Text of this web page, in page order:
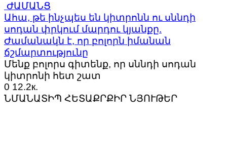
ԺԱՄԱՆՑ
Ահա, թե ինչպես են կիտրոնն ու սննդի
սոդան փրկում մարդու կյանքը.
Ժամանակն է, որ բոլորն իմանան
ճշմարտությունը
Մենք բոլորս գիտենք, որ սննդի սոդան
կիտրոնի հետ շատ
0 12.2к.
ՆՄԱՆԱՏԻՊ ՀԵՏԱՔՐՔԻՐ ՆՅՈՒԹԵՐ